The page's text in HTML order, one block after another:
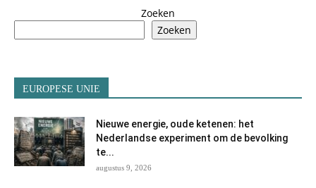
Zoeken
Zoeken
EUROPESE UNIE
Nieuwe energie, oude ketenen: het
Nederlandse experiment om de bevolking
te...
augustus 9, 2026